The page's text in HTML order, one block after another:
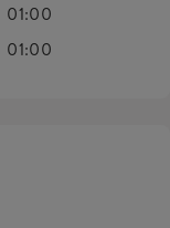
01:00
01:00